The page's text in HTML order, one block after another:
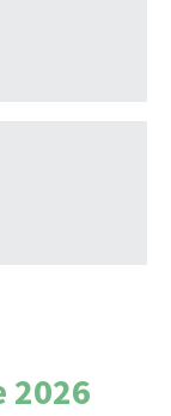
2026